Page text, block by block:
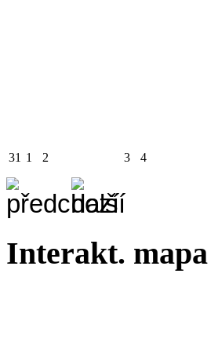
31 1 2 3 4
Interakt. mapa